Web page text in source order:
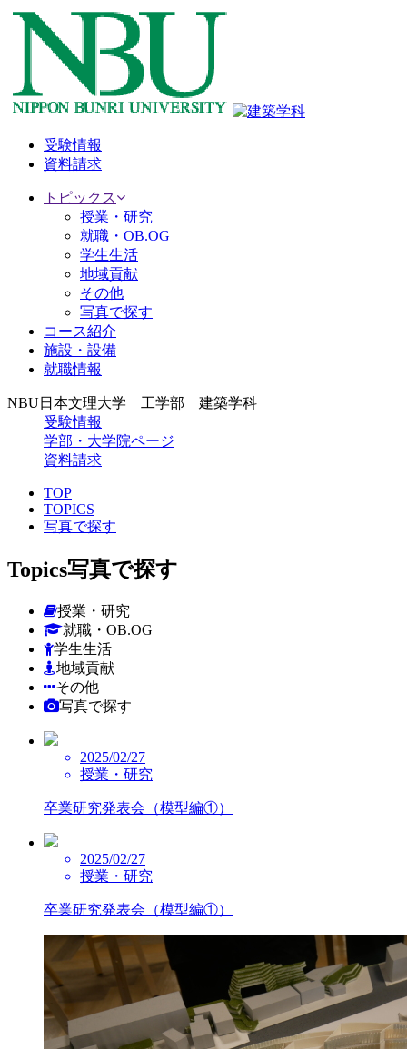
受験情報
資料請求
トピックス
授業・研究
就職・OB.OG
学生生活
地域貢献
その他
写真で探す
コース紹介
施設・設備
就職情報
NBU日本文理大学 工学部 建築学科
受験情報
学部・大学院ページ
資料請求
TOP
TOPICS
写真で探す
Topics写真で探す
授業・研究
就職・OB.OG
学生生活
地域貢献
その他
写真で探す
2025/02/27
授業・研究
卒業研究発表会（模型編①）
2025/02/27
授業・研究
卒業研究発表会（模型編①）